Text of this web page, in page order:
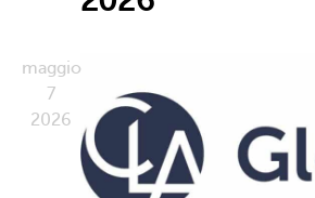
maggio
7
2026